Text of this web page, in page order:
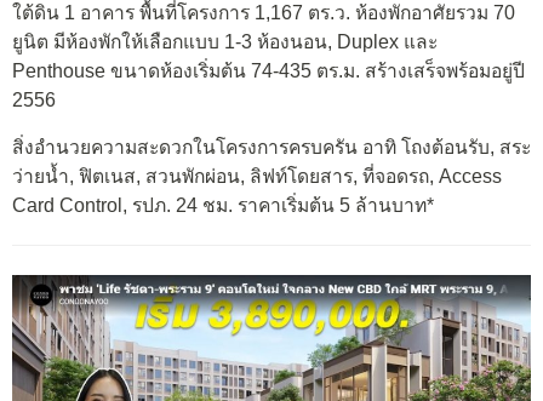
ใต้ดิน 1 อาคาร พื้นที่โครงการ 1,167 ตร.ว. ห้องพักอาศัยรวม 70
ยูนิต มีห้องพักให้เลือกแบบ 1-3 ห้องนอน, Duplex และ
Penthouse ขนาดห้องเริ่มต้น 74-435 ตร.ม. สร้างเสร็จพร้อมอยู่ปี
2556
สิ่งอำนวยความสะดวกในโครงการครบครัน อาทิ โถงต้อนรับ, สระ
ว่ายน้ำ, ฟิตเนส, สวนพักผ่อน, ลิฟท์โดยสาร, ที่จอดรถ, Access
Card Control, รปภ. 24 ชม. ราคาเริ่มต้น 5 ล้านบาท*